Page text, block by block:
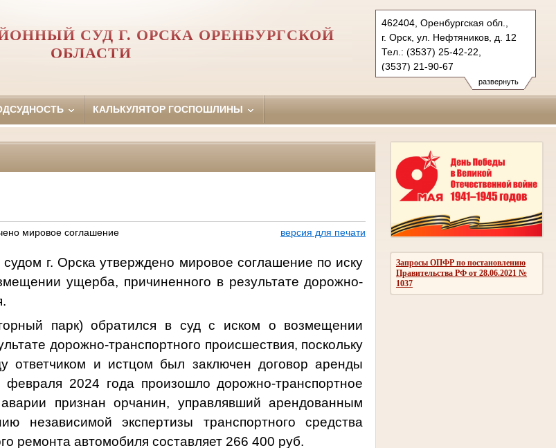
развернуть
462404, Оренбургская обл.,
г. Орск, ул. Нефтяников, д. 12
Тел.: (3537) 25-42-22,
(3537) 21-90-67
oktyabrskyorsk.orb@sudrf.ru
СУД Г. ОРСКА ОРЕНБУРГСКОЙ
ОБЛАСТИ
КАЛЬКУЛЯТОР ГОСПОШЛИНЫ
Запросы ОПФР по постановлению
Правительства РФ от 28.06.2021 №
1037
мировое соглашение
версия для печати
г. Орска утверждено мировое соглашение по иску
ущерба, причиненного в результате дорожно-
парк) обратился в суд с иском о возмещении
дорожно-транспортного происшествия, поскольку
ответчиком и истцом был заключен договор аренды
февраля 2024 года произошло дорожно-транспортное
признан орчанин, управлявший арендованным
независимой экспертизы транспортного средства
ремонта автомобиля составляет 266 400 руб.